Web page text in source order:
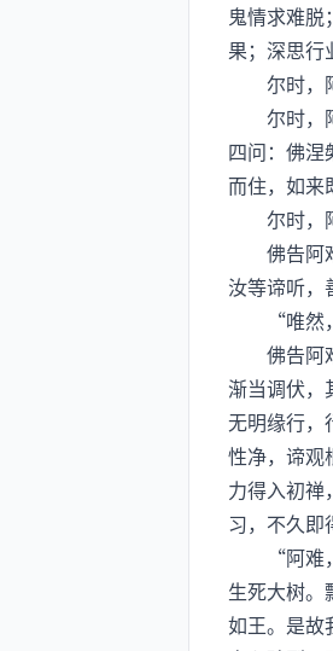
鬼情求难
果；深思行
尔时，阿
尔时，阿
四问：佛涅
而住，如来
尔时，阿
佛告阿难
汝等谛听，
“唯然，
佛告阿难
渐当调伏，
无明缘行，
性净，谛观
力得入初禅
习，不久即
“阿难，
生死大树。
如王。是故